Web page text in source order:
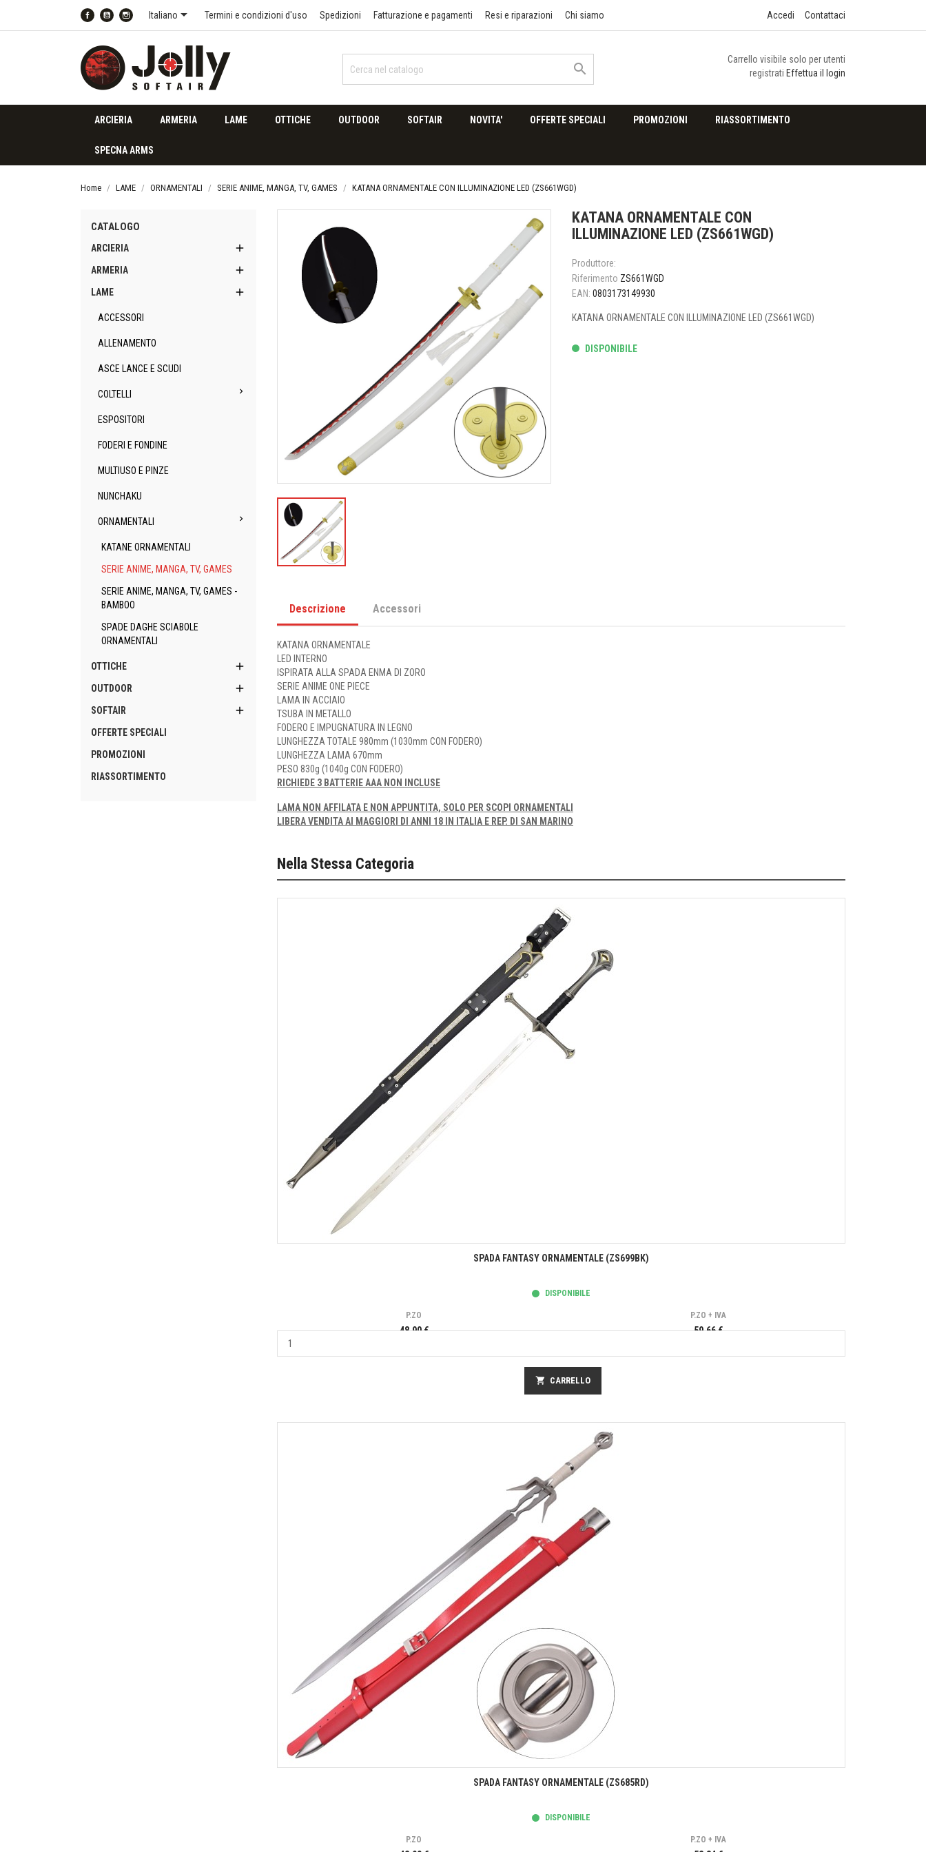
FacebookYouTube
Italiano Termini e condizioni d'uso Spedizioni Fatturazione e pagamenti Resi e riparazioni Chi siamo Accedi Contattaci

Carrello visibile solo per utenti
registrati Effettua il login
ARCIERIA ARMERIA LAME OTTICHE OUTDOOR SOFTAIR NOVITA' OFFERTE SPECIALI PROMOZIONI RIASSORTIMENTO
SPECNA ARMS
Home LAME ORNAMENTALI SERIE ANIME, MANGA, TV, GAMES KATANA ORNAMENTALE CON ILLUMINAZIONE LED (ZS661WGD)
CATALOGO
ARCIERIA 
ARMERIA 
LAME 
ACCESSORI
ALLENAMENTO
ASCE LANCE E SCUDI
COLTELLI 
ESPOSITORI
FODERI E FONDINE
MULTIUSO E PINZE
NUNCHAKU
ORNAMENTALI 
KATANE ORNAMENTALI
SERIE ANIME, MANGA, TV, GAMES
SERIE ANIME, MANGA, TV, GAMES -
BAMBOO
SPADE DAGHE SCIABOLE
ORNAMENTALI
OTTICHE 
OUTDOOR 
SOFTAIR 
OFFERTE SPECIALI
PROMOZIONI
RIASSORTIMENTO
KATANA ORNAMENTALE CON
ILLUMINAZIONE LED (ZS661WGD)
Produttore:
Riferimento ZS661WGD
EAN: 0803173149930
KATANA ORNAMENTALE CON ILLUMINAZIONE LED (ZS661WGD)
DISPONIBILE
Descrizione Accessori
KATANA ORNAMENTALE
LED INTERNO
ISPIRATA ALLA SPADA ENMA DI ZORO
SERIE ANIME ONE PIECE
LAMA IN ACCIAIO
TSUBA IN METALLO
FODERO E IMPUGNATURA IN LEGNO
LUNGHEZZA TOTALE 980mm (1030mm CON FODERO)
LUNGHEZZA LAMA 670mm
PESO 830g (1040g CON FODERO)
RICHIEDE 3 BATTERIE AAA NON INCLUSE
LAMA NON AFFILATA E NON APPUNTITA, SOLO PER SCOPI ORNAMENTALI
LIBERA VENDITA AI MAGGIORI DI ANNI 18 IN ITALIA E REP. DI SAN MARINO
Nella Stessa Categoria
Anteprima
SPADA FANTASY ORNAMENTALE (ZS699BK)
DISPONIBILE
P.ZO
48,90 €
P.ZO + IVA
59,66 €
shopping_cart CARRELLO
Anteprima
SPADA FANTASY ORNAMENTALE (ZS685RD)
DISPONIBILE
P.ZO P.ZO + IVA